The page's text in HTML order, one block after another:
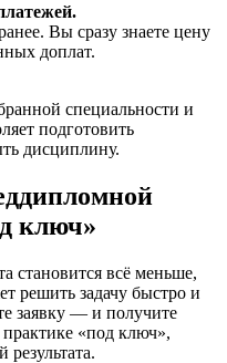
Вы сразу знаете цену
доплат.
специальности и
подготовить
дисциплину.
ключ»
становится всё меньше,
решить задачу быстро и
заявку — и получите
«под ключ»,